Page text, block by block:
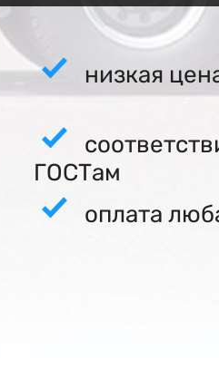
низкая
ГОСТам
оплата